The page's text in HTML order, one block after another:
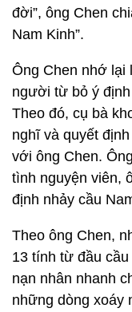
đời”, ông Chen
Nam Kinh”.
Ông Chen nhớ lại
người từ bỏ ý
Theo đó, cụ bà
nghĩ và quyết
với ông Chen.
tình nguyện viên,
định nhảy cầu
Theo ông Chen,
13 tính từ đầu
nạn nhân nhanh
những dòng xoáy